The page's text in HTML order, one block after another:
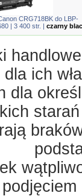
CRG718BK do LBP-
| 3 400 str. | czarny
ich
dla